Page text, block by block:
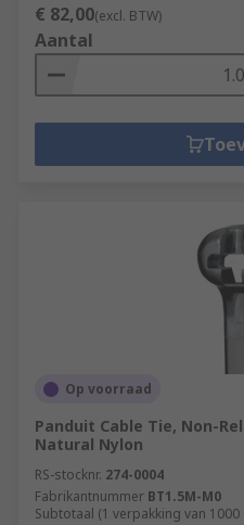
€ 82,00(excl. BTW)
Aantal
Op voorraad
Panduit Cable Tie, Non-
Natural Nylon
RS-stocknr. 274-0004
Fabrikantnummer BT1.5M-M0
Subtotaal (1 verpakking van 1000